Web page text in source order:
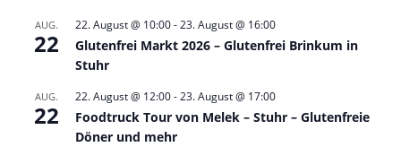
AUG.
22
22. August @ 10:00-23. August @ 16:00
Glutenfrei Markt 2026 – Glutenfrei Brinkum in
Stuhr
AUG.
22
22. August @ 12:00-23. August @ 17:00
Foodtruck Tour von Melek – Stuhr – Glutenfreie
Döner und mehr